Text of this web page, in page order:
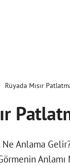
Rüyada Mısır
Anlama